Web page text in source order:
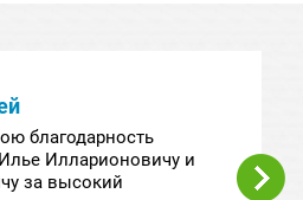
благодарность
Илларионовичу и
за высокий